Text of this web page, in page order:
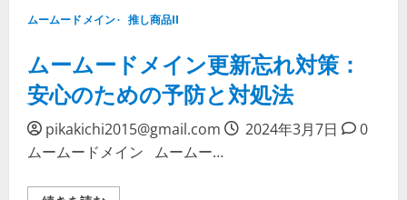
の
新
へ
つ
い
て
詳
し
く
む
メ
イ
ConoHa
連
携：
ム
ー
ズ
ムームードメイン 推し商品II
ムームードメイン更新忘れ対策：
安心のための予防と対処法
pikakichi2015@gmail.com 2024年3月7日
0
ムームードメイン ムームー…